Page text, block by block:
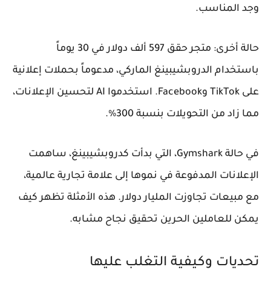
وجد المناسب.
حالة أخرى: متجر حقق 597 ألف دولار في 30 يوماً
باستخدام الدروبشيبينغ الماركي، مدعوماً بحملات إعلانية
على TikTok وFacebook. استخدموا AI لتحسين الإعلانات،
مما زاد من التحويلات بنسبة 300%.
في حالة Gymshark، التي بدأت كدروبشيبينغ، ساهمت
الإعلانات المدفوعة في نموها إلى علامة تجارية عالمية،
مع مبيعات تجاوزت المليار دولار. هذه الأمثلة تظهر كيف
يمكن للعاملين الحرين تحقيق نجاح مشابه.
تحديات وكيفية التغلب عليها